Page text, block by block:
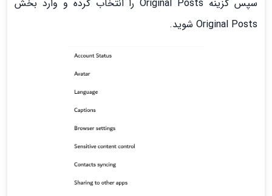
سپس گزینه Original Posts را انتخاب کرده و وارد بخش
Original Posts شوید.